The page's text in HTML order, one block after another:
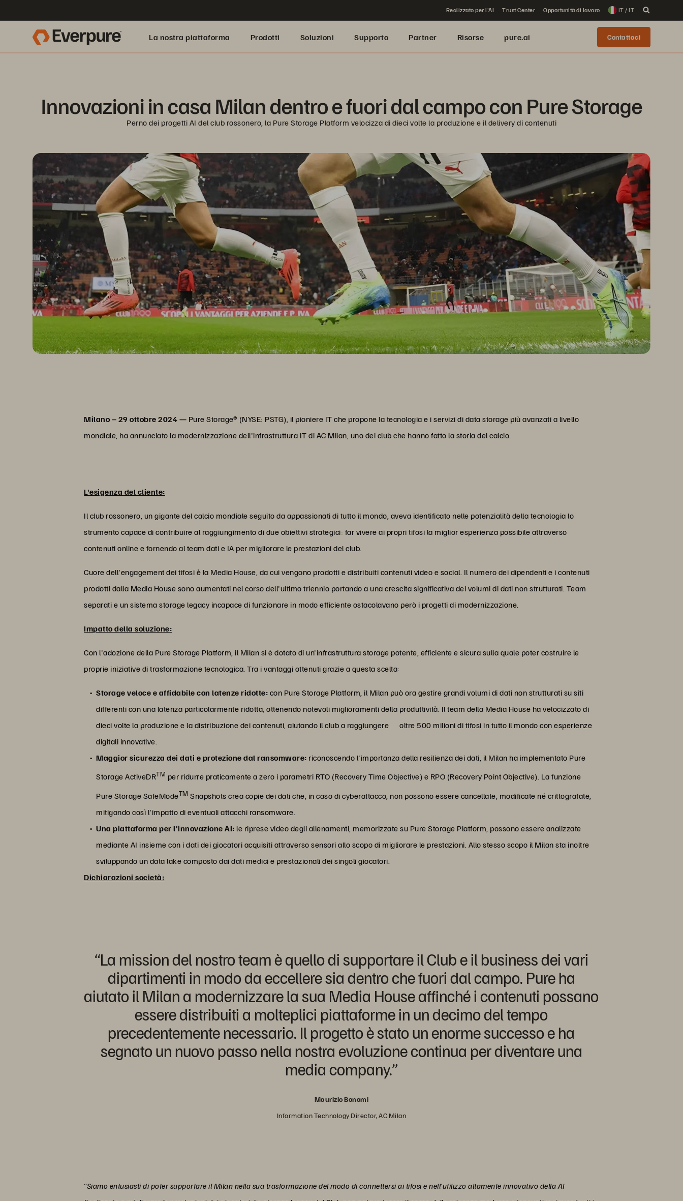
Realizzato per l'AI Trust Center Opportunità di lavoro IT / IT
La nostra piattaforma Prodotti Soluzioni Supporto Partner Risorse pure.ai Contattaci
Innovazioni in casa Milan dentro e fuori dal campo con Pure Storage
Perno dei progetti AI del club rossonero, la Pure Storage Platform velocizza di dieci volte la produzione e il delivery di contenuti
Milano – 29 ottobre 2024 — Pure Storage® (NYSE: PSTG), il pioniere IT che propone la tecnologia e i servizi di data storage più avanzati a livello
mondiale, ha annunciato la modernizzazione dell'infrastruttura IT di AC Milan, uno dei club che hanno fatto la storia del calcio.
L'esigenza del cliente:
Il club rossonero, un gigante del calcio mondiale seguito da appassionati di tutto il mondo, aveva identificato nelle potenzialità della tecnologia lo
strumento capace di contribuire al raggiungimento di due obiettivi strategici: far vivere ai propri tifosi la miglior esperienza possibile attraverso
contenuti online e fornendo al team dati e IA per migliorare le prestazioni del club.
Cuore dell'engagement dei tifosi è la Media House, da cui vengono prodotti e distribuiti contenuti video e social. Il numero dei dipendenti e i contenuti
prodotti dalla Media House sono aumentati nel corso dell'ultimo triennio portando a una crescita significativa dei volumi di dati non strutturati. Team
separati e un sistema storage legacy incapace di funzionare in modo efficiente ostacolavano però i progetti di modernizzazione.
Impatto della soluzione:
Con l'adozione della Pure Storage Platform, il Milan si è dotato di un'infrastruttura storage potente, efficiente e sicura sulla quale poter costruire le
proprie iniziative di trasformazione tecnologica. Tra i vantaggi ottenuti grazie a questa scelta:
Storage veloce e affidabile con latenze ridotte: con Pure Storage Platform, il Milan può ora gestire grandi volumi di dati non strutturati su siti
differenti con una latenza particolarmente ridotta, ottenendo notevoli miglioramenti della produttività. Il team della Media House ha velocizzato di
dieci volte la produzione e la distribuzione dei contenuti, aiutando il club a raggiungere oltre 500 milioni di tifosi in tutto il mondo con esperienze
digitali innovative.
Maggior sicurezza dei dati e protezione dal ransomware: riconoscendo l'importanza della resilienza dei dati, il Milan ha implementato Pure
Storage ActiveDRTM per ridurre praticamente a zero i parametri RTO (Recovery Time Objective) e RPO (Recovery Point Objective). La funzione
Pure Storage SafeModeTM Snapshots crea copie dei dati che, in caso di cyberattacco, non possono essere cancellate, modificate né crittografate,
mitigando così l'impatto di eventuali attacchi ransomware.
Una piattaforma per l'innovazione AI:le riprese video degli allenamenti, memorizzate su Pure Storage Platform, possono essere analizzate
mediante AI insieme con i dati dei giocatori acquisiti attraverso sensori allo scopo di migliorare le prestazioni. Allo stesso scopo il Milan sta inoltre
sviluppando un data lake composto dai dati medici e prestazionali dei singoli giocatori.
Dichiarazioni società:
“La mission del nostro team è quello di supportare il Club e il business dei vari
dipartimenti in modo da eccellere sia dentro che fuori dal campo. Pure ha
aiutato il Milan a modernizzare la sua Media House affinché i contenuti possano
essere distribuiti a molteplici piattaforme in un decimo del tempo
precedentemente necessario. Il progetto è stato un enorme successo e ha
segnato un nuovo passo nella nostra evoluzione continua per diventare una
media company.”
Maurizio Bonomi
Information Technology Director, AC Milan
“Siamo entusiasti di poter supportare il Milan nella sua trasformazione del modo di connettersi ai tifosi e nell'utilizzo altamente innovativo della AI